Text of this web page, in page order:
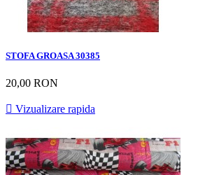
STOFA GROASA 30385
20,00 RON
 Vizualizare rapida